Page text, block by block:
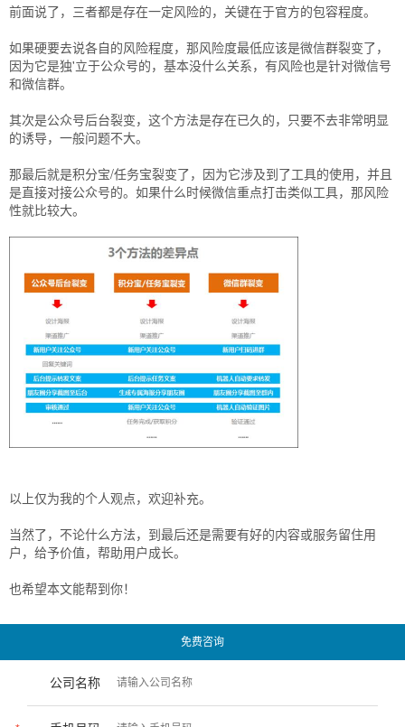
前面说了，三者都是存在一定风险的，关键在于官方的包容程度。
如果硬要去说各自的风险程度，那风险度最低应该是微信群裂变了，
因为它是独'立于公众号的，基本没什么关系，有风险也是针对微信号
和微信群。
其次是公众号后台裂变，这个方法是存在已久的，只要不去非常明显
的诱导，一般问题不大。
那最后就是积分宝/任务宝裂变了，因为它涉及到了工具的使用，并且
是直接对接公众号的。如果什么时候微信重点打击类似工具，那风险
性就比较大。
以上仅为我的个人观点，欢迎补充。
当然了，不论什么方法，到最后还是需要有好的内容或服务留住用
户，给予价值，帮助用户成长。
也希望本文能帮到你！
免费咨询
公司名称